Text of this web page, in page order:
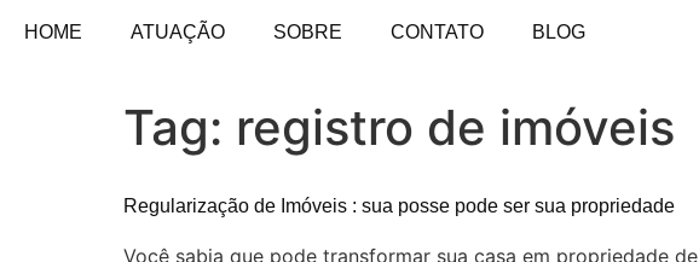
HOME ATUAÇÃO SOBRE CONTATO BLOG
Tag: registro de imóveis
Regularização de Imóveis : sua posse pode ser sua propriedade
Você sabia que pode transformar sua casa em propriedade